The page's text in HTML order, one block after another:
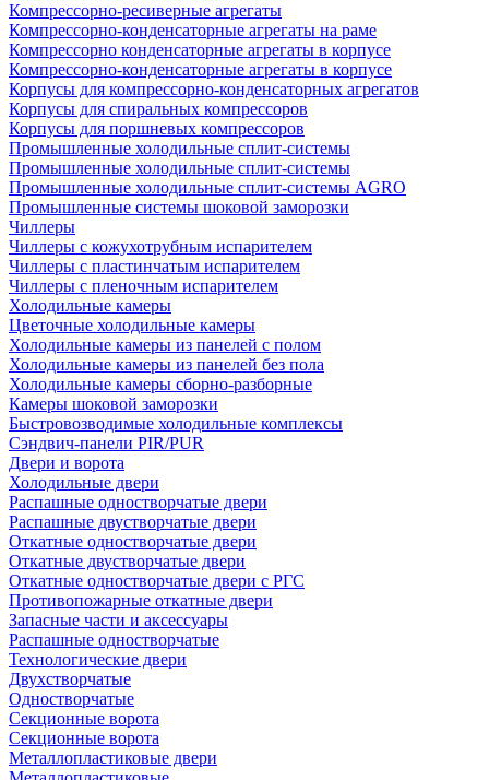
Компрессорно-ресиверные агрегаты
Компрессорно-конденсаторные агрегаты на раме
Компрессорно конденсаторные агрегаты в корпусе
Компрессорно-конденсаторные агрегаты в корпусе
Корпусы для компрессорно-конденсаторных агрегатов
Корпусы для спиральных компрессоров
Корпусы для поршневых компрессоров
Промышленные холодильные сплит-системы
Промышленные холодильные сплит-системы
Промышленные холодильные сплит-системы AGRO
Промышленные системы шоковой заморозки
Чиллеры
Чиллеры с кожухотрубным испарителем
Чиллеры с пластинчатым испарителем
Чиллеры с пленочным испарителем
Холодильные камеры
Цветочные холодильные камеры
Холодильные камеры из панелей с полом
Холодильные камеры из панелей без пола
Холодильные камеры сборно-разборные
Камеры шоковой заморозки
Быстровозводимые холодильные комплексы
Сэндвич-панели PIR/PUR
Двери и ворота
Холодильные двери
Распашные одностворчатые двери
Распашные двустворчатые двери
Откатные одностворчатые двери
Откатные двустворчатые двери
Откатные одностворчатые двери с РГС
Противопожарные откатные двери
Запасные части и аксессуары
Распашные одностворчатые
Технологические двери
Двухстворчатые
Одностворчатые
Секционные ворота
Секционные ворота
Металлопластиковые двери